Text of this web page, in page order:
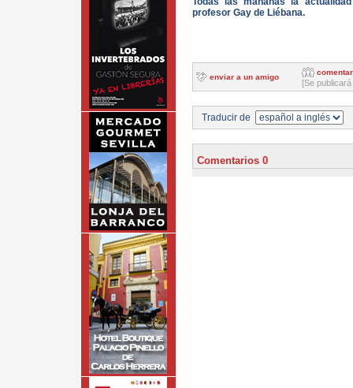
profesor Gay de Liébana.
enviar a un amigo
comentar
[Se
Traducir de
Comentarios 0